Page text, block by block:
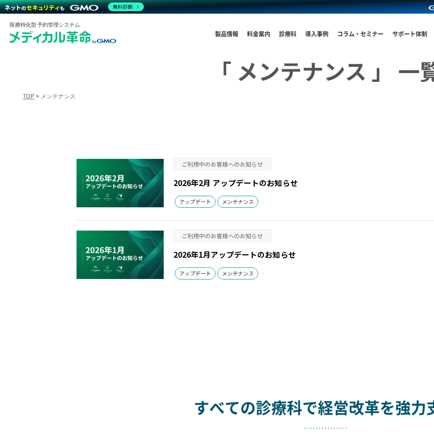
医療特化型 予約管理システム
製品情報 料金案内 診療科 導入事例 コラム・セミナー サポート体制
「 メンテナンス 」 一
TOP > メンテナンス
ご利用中のお客様へのお知らせ
2026年2月 アップデートのお知らせ
アップデート メンテナンス
ご利用中のお客様へのお知らせ
2026年1月アップデートのお知らせ
アップデート メンテナンス
すべての診療科で経営改革を強力
無料診断